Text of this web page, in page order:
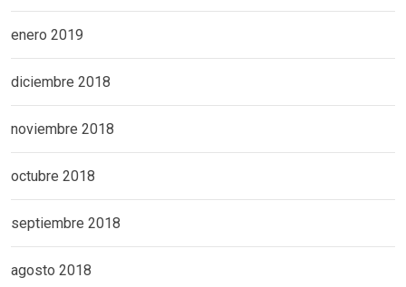
enero 2019
diciembre 2018
noviembre 2018
octubre 2018
septiembre 2018
agosto 2018